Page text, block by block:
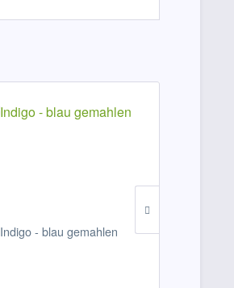
Indigo - blau gemahlen